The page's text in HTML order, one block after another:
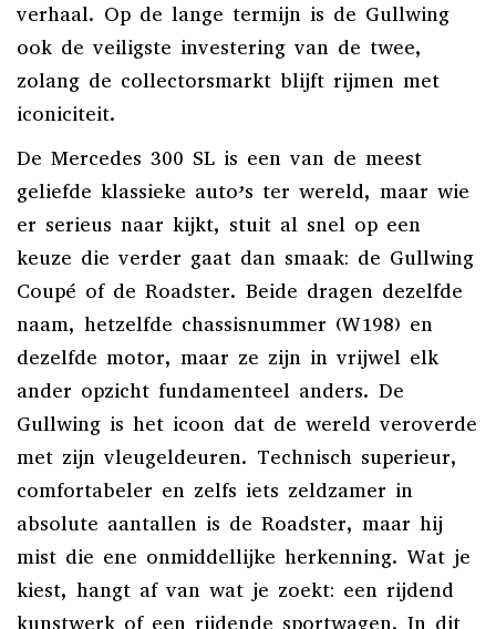
verhaal. Op de lange termijn is de Gullwing
ook de veiligste investering van de twee,
zolang de collectorsmarkt blijft rijmen met
iconiciteit.
De Mercedes 300 SL is een van de meest
geliefde klassieke auto’s ter wereld, maar wie
er serieus naar kijkt, stuit al snel op een
keuze die verder gaat dan smaak: de Gullwing
Coupé of de Roadster. Beide dragen dezelfde
naam, hetzelfde chassisnummer (W198) en
dezelfde motor, maar ze zijn in vrijwel elk
ander opzicht fundamenteel anders. De
Gullwing is het icoon dat de wereld veroverde
met zijn vleugeldeuren. Technisch superieur,
comfortabeler en zelfs iets zeldzamer in
absolute aantallen is de Roadster, maar hij
mist die ene onmiddellijke herkenning. Wat je
kiest, hangt af van wat je zoekt: een rijdend
kunstwerk of een rijdende sportwagen. In dit